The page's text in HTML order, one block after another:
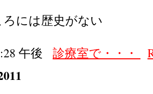
には歴史がない
午後 診療室で・・・